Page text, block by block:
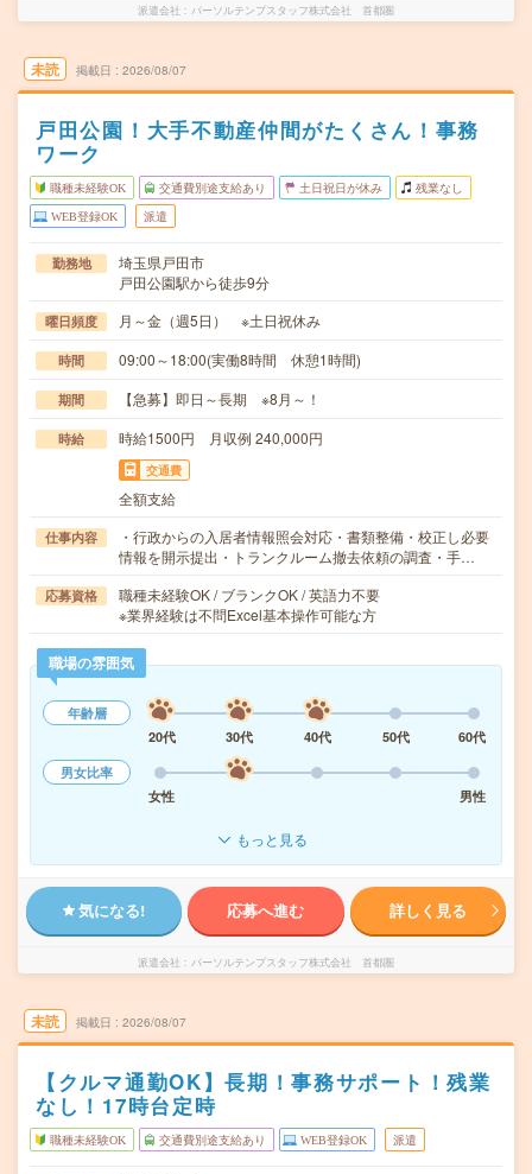
派遣会社 パーソルテンプスタッフ株式会社 首都圏
未読 掲載日 2026/08/07
戸田公園！大手不動産仲間がたくさん！事務
ワーク
職種未経験OK 交通費別途支給あり 土日祝日が休み 残業なし
WEB登録OK 派遣
勤務地
埼玉県戸田市
戸田公園駅から徒歩9分
曜日頻度 月～金（週5日） ※土日祝休み
時間 09:00～18:00(実働8時間 休憩1時間)
期間 【急募】即日～長期 ※8月～！
時給 時給1500円 月収例 240,000円
交通費
全額支給
仕事内容
・行政からの入居者情報照会対応・書類整備・校正し必要
情報を開示提出・トランクルーム撤去依頼の調査・手…
応募資格
職種未経験OK / ブランクOK / 英語力不要
※業界経験は不問Excel基本操作可能な方
職場の雰囲気
年齢層
20代
30代 40代 50代
60代
男女比率
女性
男性
もっと見る
気になる! 応募へ進む 詳しく見る
派遣会社 パーソルテンプスタッフ株式会社 首都圏
未読 掲載日 2026/08/07
【クルマ通勤OK】長期！事務サポート！残業
なし！17時台定時
職種未経験OK 交通費別途支給あり WEB登録OK 派遣